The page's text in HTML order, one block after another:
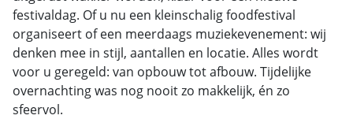
festivaldag. Of u nu een kleinschalig foodfestival
organiseert of een meerdaags muziekevenement: wij
denken mee in stijl, aantallen en locatie. Alles wordt
voor u geregeld: van opbouw tot afbouw. Tijdelijke
overnachting was nog nooit zo makkelijk, én zo
sfeervol.